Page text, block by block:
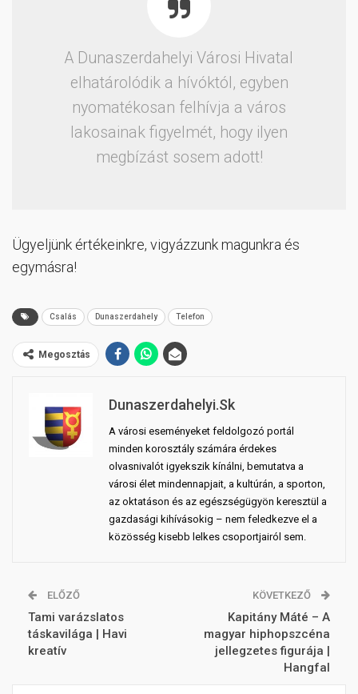
A Dunaszerdahelyi Városi Hivatal
elhatárolódik a hívóktól, egyben
nyomatékosan felhívja a város
lakosainak figyelmét, hogy ilyen
megbízást sosem adott!
Ügyeljünk értékeinkre, vigyázzunk magunkra és
egymásra!
Csalás Dunaszerdahely Telefon
Megosztás
Dunaszerdahelyi.sk
A városi eseményeket feldolgozó portál
minden korosztály számára érdekes
olvasnivalót igyekszik kínálni, bemutatva a
városi élet mindennapjait, a kultúrán, a sporton,
az oktatáson és az egészségügyön keresztül a
gazdasági kihívásokig – nem feledkezve el a
közösség kisebb lelkes csoportjairól sem.
ELŐZŐ
Tami varázslatos
táskavilága | Havi
kreatív
KÖVETKEZŐ
Kapitány Máté – A
magyar hiphopszcéna
jellegzetes figurája |
Hangfal